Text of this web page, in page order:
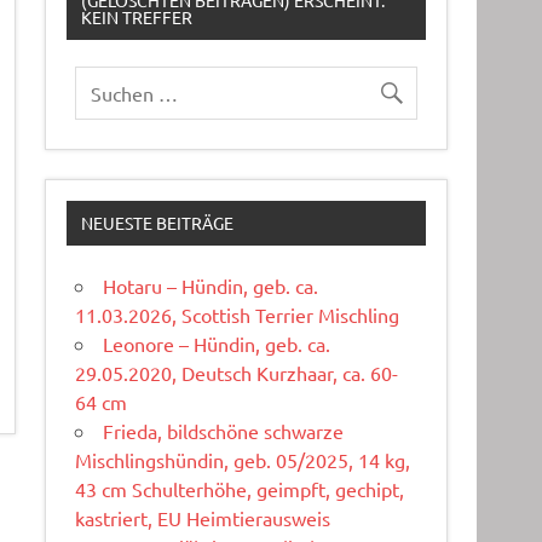
KEIN TREFFER
NEUESTE BEITRÄGE
Hotaru – Hündin, geb. ca.
11.03.2026, Scottish Terrier Mischling
Leonore – Hündin, geb. ca.
29.05.2020, Deutsch Kurzhaar, ca. 60-
64 cm
Frieda, bildschöne schwarze
Mischlingshündin, geb. 05/2025, 14 kg,
43 cm Schulterhöhe, geimpft, gechipt,
kastriert, EU Heimtierausweis